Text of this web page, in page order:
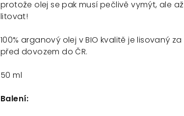
protože olej se pak musí pečlivě vymýt, ale
litovat!
100% arganový olej v BIO kvalitě je lisovaný
před dovozem do ČR.
50 ml
Balení: